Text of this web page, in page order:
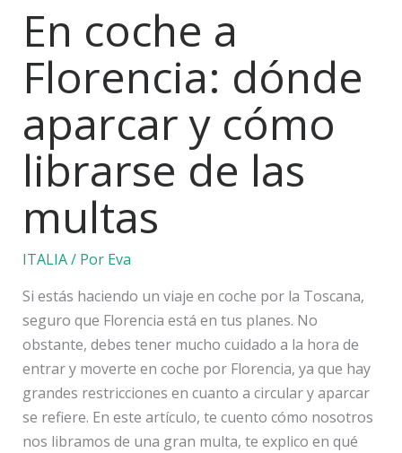
En coche a
Florencia: dónde
aparcar y cómo
librarse de las
multas
ITALIA/ Por Eva
Si estás haciendo un viaje en coche por la Toscana,
seguro que Florencia está en tus planes. No
obstante, debes tener mucho cuidado a la hora de
entrar y moverte en coche por Florencia, ya que hay
grandes restricciones en cuanto a circular y aparcar
se refiere. En este artículo, te cuento cómo nosotros
nos libramos de una gran multa, te explico en qué